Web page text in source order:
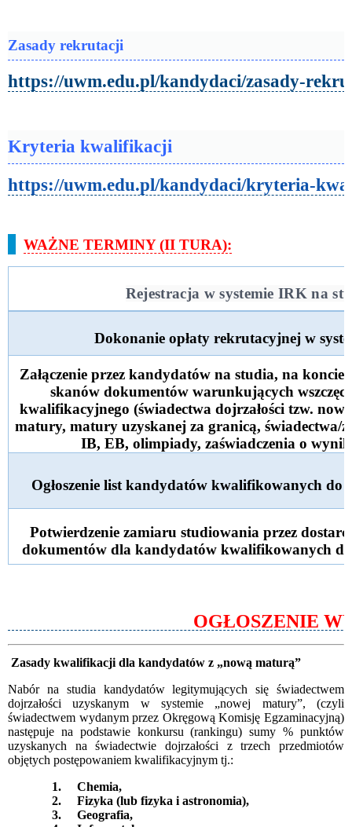
Zasady rekrutacji
https://uwm.edu.pl/kandydaci/zasady-
Kryteria kwalifikacji
https://uwm.edu.pl/kandydaci/kryteria-
WAŻNE TERMINY (II TURA):
Rejestracja w systemie IRK na
Dokonanie opłaty rekrutacyjnej w
Załączenie przez kandydatów na studia, na
skanów dokumentów warunkujących
kwalifikacyjnego (świadectwa dojrzałości tzw.
matury, matury uzyskanej za granicą, świadectwa/
IB, EB, olimpiady, zaświadczenia o
Ogłoszenie list kandydatów kwalifikowanych do
Potwierdzenie zamiaru studiowania przez
dokumentów dla kandydatów kwalifikowanych
OGŁOSZENIE
Zasady kwalifikacji dla kandydatów z „nową maturą”
Nabór na studia kandydatów legitymujących się świadectwem
dojrzałości uzyskanym w systemie „nowej matury”, (czyli
świadectwem wydanym przez Okręgową Komisję Egzaminacyjną)
następuje na podstawie konkursu (rankingu) sumy % punktów
uzyskanych na świadectwie dojrzałości z trzech przedmiotów
objętych postępowaniem kwalifikacyjnym tj.:
1. Chemia,
2. Fizyka (lub fizyka i astronomia),
3. Geografia,